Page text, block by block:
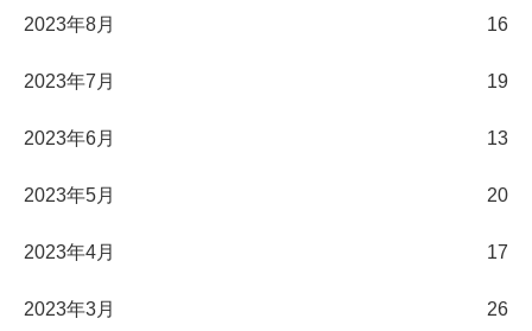
2023年8月 16
2023年7月 19
2023年6月 13
2023年5月 20
2023年4月 17
2023年3月 26